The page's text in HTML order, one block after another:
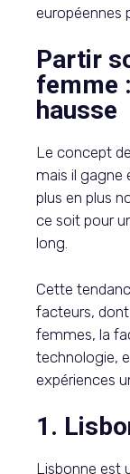
européennes
Partir
femme
hausse
Le concept de
mais il gagne
plus en plus
ce soit pour
long.
Cette
facteurs,
femmes, la
technologie,
expériences
1.
Lisbonne est